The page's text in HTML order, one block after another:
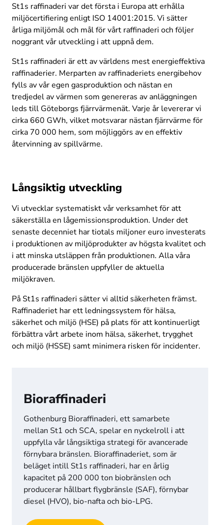
St1s raffinaderi var det första i Europa att erhålla
miljöcertifiering enligt ISO 14001:2015. Vi sätter
årliga miljömål och mål för vårt raffinaderi och följer
noggrant vår utveckling i att uppnå dem.
St1s raffinaderi är ett av världens mest energieffektiva
raffinaderier. Merparten av raffinaderiets energibehov
fylls av vår egen gasproduktion och nästan en
tredjedel av värmen som genereras av anläggningen
leds till Göteborgs fjärrvärmenät. Varje år levererar vi
cirka 660 GWh, vilket motsvarar nästan fjärrvärme för
cirka 70 000 hem, som möjliggörs av en effektiv
återvinning av spillvärme.
Långsiktig utveckling
Vi utvecklar systematiskt vår verksamhet för att
säkerställa en lågemissionsproduktion. Under det
senaste decenniet har tiotals miljoner euro investerats
i produktionen av miljöprodukter av högsta kvalitet och
i att minska utsläppen från produktionen. Alla våra
producerade bränslen uppfyller de aktuella
miljökraven.
På St1s raffinaderi sätter vi alltid säkerheten främst.
Raffinaderiet har ett ledningssystem för hälsa,
säkerhet och miljö (HSE) på plats för att kontinuerligt
förbättra vårt arbete inom hälsa, säkerhet, trygghet
och miljö (HSSE) samt minimera risken för incidenter.
Bioraffinaderi
Gothenburg Bioraffinaderi, ett samarbete
mellan St1 och SCA, spelar en nyckelroll i att
uppfylla vår långsiktiga strategi för avancerade
förnybara bränslen. Bioraffinaderiet, som är
beläget intill St1s raffinaderi, har en årlig
kapacitet på 200 000 ton biobränslen och
producerar hållbart flygbränsle (SAF), förnybar
diesel (HVO), bio-nafta och bio-LPG.